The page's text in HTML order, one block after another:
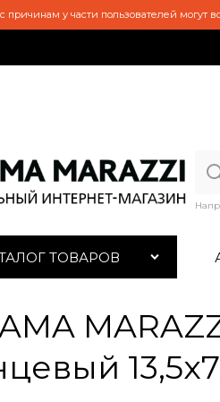
у части пользователей могут
ТОВАРОВ